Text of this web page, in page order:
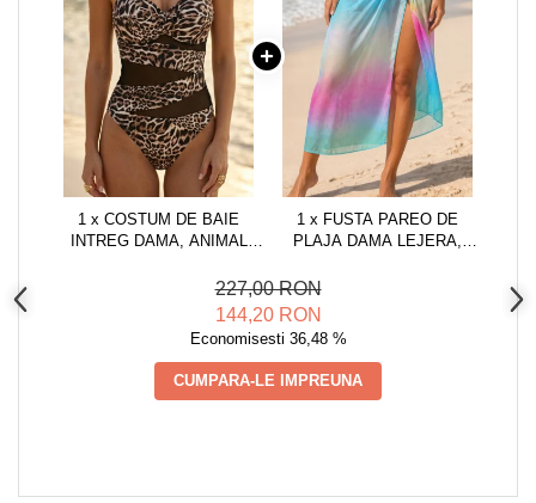
1 x COSTUM DE BAIE
INTREG DAMA, ANIMAL
DECUPAJE ASIMETRICE CU
PLASA NEAGRA W141
1 x FUSTA PAREO DE
PLAJA DAMA LEJERA,
ALBASTRU/ROZ, ONE SIZE,
227,00 RON
144,20 RON
Economisesti 36,48 %
CUMPARA-LE IMPREUNA